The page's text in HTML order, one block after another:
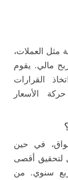
مثل العملات،
مالي. يقوم
القرارات
الأسعار
في حين
لتحقيق أقصى
ربع سنوي. من